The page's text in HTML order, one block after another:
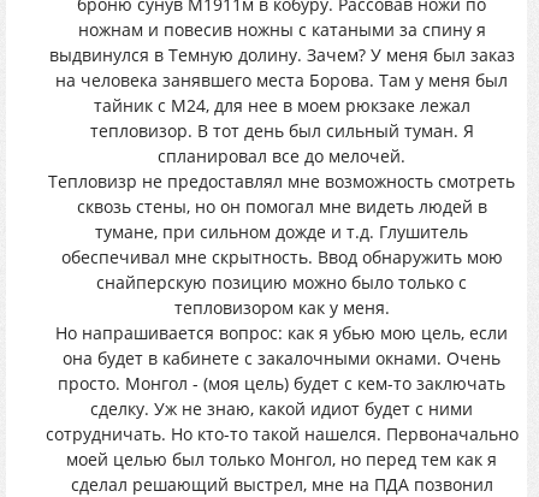
ножнам и повесив ножны с катаными за спину я
выдвинулся в Темную долину. Зачем? У меня был заказ
на человека занявшего места Борова. Там у меня был
тайник с M24, для нее в моем рюкзаке лежал
тепловизор. В тот день был сильный туман. Я
спланировал все до мелочей.
Тепловизр не предоставлял мне возможность смотреть
сквозь стены, но он помогал мне видеть людей в
тумане, при сильном дожде и т.д. Глушитель
обеспечивал мне скрытность. Ввод обнаружить мою
снайперскую позицию можно было только с
тепловизором как у меня.
Но напрашивается вопрос: как я убью мою цель, если
она будет в кабинете с закалочными окнами. Очень
просто. Монгол - (моя цель) будет с кем-то заключать
сделку. Уж не знаю, какой идиот будет с ними
сотрудничать. Но кто-то такой нашелся. Первоначально
моей целью был только Монгол, но перед тем как я
сделал решающий выстрел, мне на ПДА позвонил